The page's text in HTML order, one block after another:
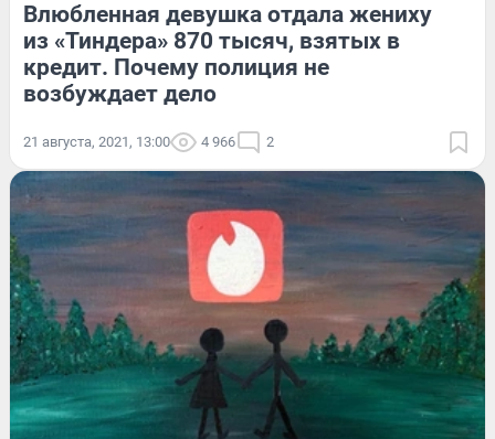
Влюбленная девушка отдала жениху
из «Тиндера» 870 тысяч, взятых в
кредит. Почему полиция не
возбуждает дело
21 августа, 2021, 13:00 4 966 2